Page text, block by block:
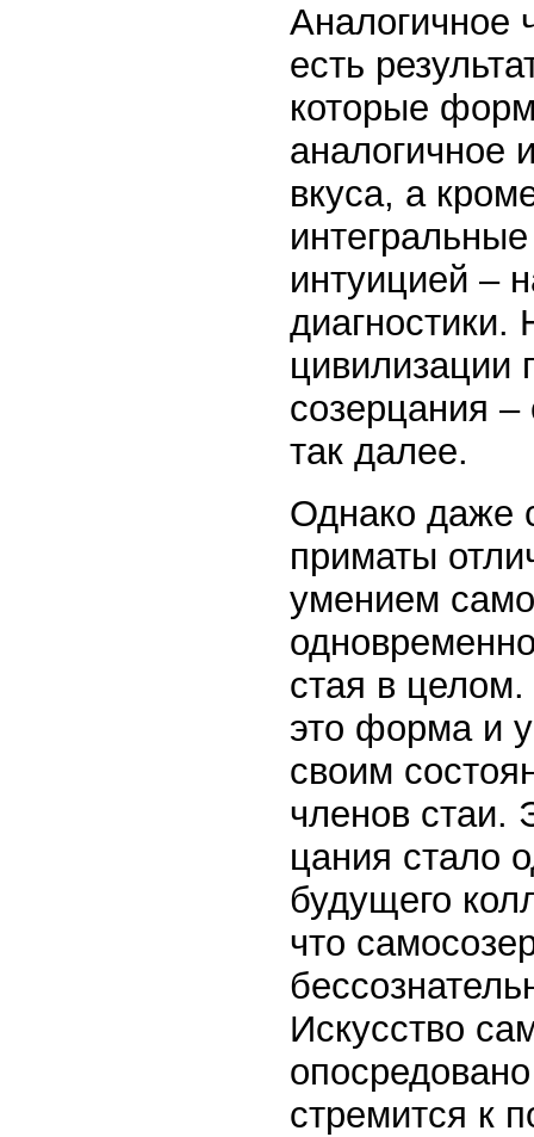
Аналогичное
есть
которые
аналогичное
вкуса, а
интуицией –
диагностики.
цивилизации
созерцания
так далее.
Однако даже
приматы
умением
стая в
это форма и
своим
членов стаи.
цания стало
будущего
что
Искус­ст­во
стре­мится к